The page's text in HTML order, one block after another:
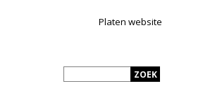
Platen website